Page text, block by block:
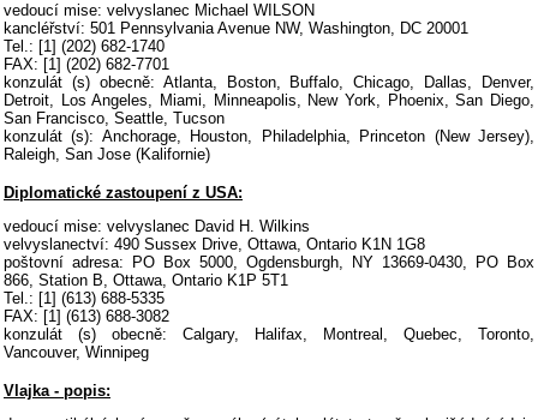
vedoucí mise: velvyslanec Michael WILSON
kancléřství: 501 Pennsylvania Avenue NW, Washington, DC 20001
Tel.: [1] (202) 682-1740
FAX: [1] (202) 682-7701
konzulát (s) obecně: Atlanta, Boston, Buffalo, Chicago, Dallas, Denver,
Detroit, Los Angeles, Miami, Minneapolis, New York, Phoenix, San Diego,
San Francisco, Seattle, Tucson
konzulát (s): Anchorage, Houston, Philadelphia, Princeton (New Jersey),
Raleigh, San Jose (Kalifornie)
Diplomatické zastoupení z USA:
vedoucí mise: velvyslanec David H. Wilkins
velvyslanectví: 490 Sussex Drive, Ottawa, Ontario K1N 1G8
poštovní adresa: PO Box 5000, Ogdensburgh, NY 13669-0430, PO Box
866, Station B, Ottawa, Ontario K1P 5T1
Tel.: [1] (613) 688-5335
FAX: [1] (613) 688-3082
konzulát (s) obecně: Calgary, Halifax, Montreal, Quebec, Toronto,
Vancouver, Winnipeg
Vlajka - popis: